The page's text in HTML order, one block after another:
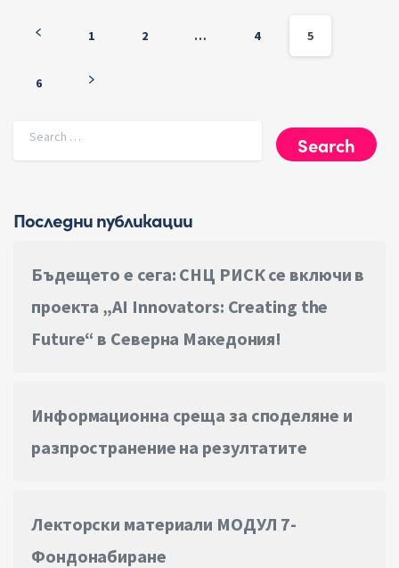
1 2 … 4 5
6
Search for:
Последни публикации
Бъдещето е сега: СНЦ РИСК се включи в
проекта „AI Innovators: Creating the
Future“ в Северна Македония!
Информационна среща за споделяне и
разпространение на резултатите
Лекторски материали МОДУЛ 7-
Фондонабиране